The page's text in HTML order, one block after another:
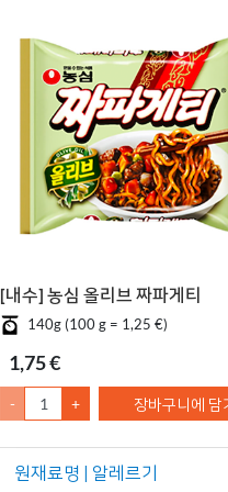
[내수] 농심 올리브 짜파게티
140g (100 g = 1,25 €)
1,75 €
- + 장바구니에 담
원재료명 | 알레르기